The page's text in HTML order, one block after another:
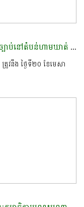
កិច្ចសហការ​ និងការចុះរុះរេីរបាំងលបដែលខុសច្បាប់នៅតំបន់ហាមឃាត់​ ស្រកក្រគរ​